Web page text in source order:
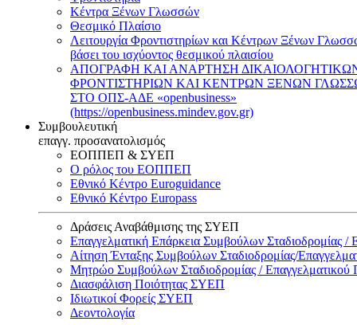
Κέντρα Ξένων Γλωσσών
Θεσμικό Πλαίσιο
Λειτουργία Φροντιστηρίων και Κέντρων Ξένων
βάσει του ισχύοντος θεσμικού πλαισίου
ΑΠΟΓΡΑΦΗ ΚΑΙ ΑΝΑΡΤΗΣΗ
ΦΡΟΝΤΙΣΤΗΡΙΩΝ ΚΑΙ ΚΕΝΤΡΩΝ ΞΕΝΩΝ
ΣΤΟ ΟΠΣ-ΑΔΕ «openbusiness»
(https://openbusiness.mindev.gov.gr)
Συμβουλευτική
επαγγ. προσανατολισμός
ΕΟΠΠΕΠ & ΣΥΕΠ
Ο ρόλος του ΕΟΠΠΕΠ
Εθνικό Κέντρο Euroguidance
Εθνικό Κέντρο Europass
Δράσεις Αναβάθμισης της ΣΥΕΠ
Επαγγελματική Επάρκεια Συμβούλων Σταδιοδρομίας /
Αίτηση Ένταξης Συμβούλων Σταδιοδρομίας/
Μητρώο Συμβούλων Σταδιοδρομίας / Επαγγελματικού
Διασφάλιση Ποιότητας ΣΥΕΠ
Ιδιωτικοί Φορείς ΣΥΕΠ
Δεοντολογία